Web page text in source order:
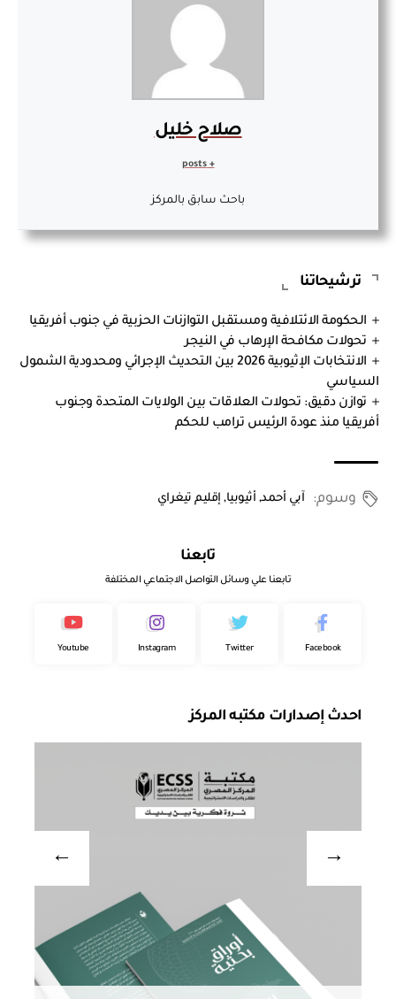
صلاح خليل
باحث سابق بالمركز
ترشيحاتنا
الحكومة الائتلافية ومستقبل التوازنات الحزبية في جنوب أفريقيا
تحولات مكافحة الإرهاب في النيجر
الانتخابات الإثيوبية 2026 بين التحديث الإجرائي ومحدودية الشمول
السياسي
توازن دقيق: تحولات العلاقات بين الولايات المتحدة وجنوب
أفريقيا منذ عودة الرئيس ترامب للحكم
وسوم: آبي أحمد,أثيوبيا,إقليم تيغراي
تابعنا
تابعنا علي وسائل التواصل الاجتماعي المختلفة
Facebook
Twitter
Instagram
Youtube
احدث إصدارات مكتبه المركز